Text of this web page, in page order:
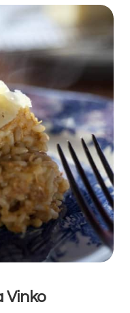
Vinko